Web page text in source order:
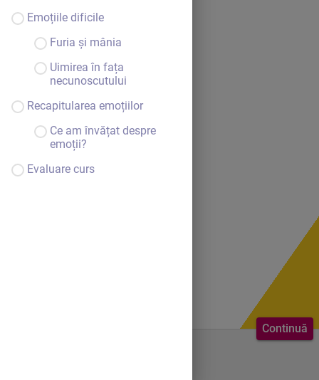
Emoțiile dificile
Furia și mânia
Uimirea în fața
necunoscutului
Recapitularea emoțiilor
Ce am învățat despre
emoții?
Evaluare curs
Continuă